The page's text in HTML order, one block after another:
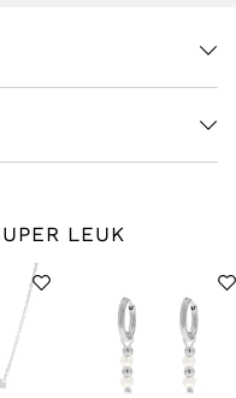
LEUK